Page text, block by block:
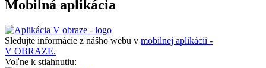
Mobilná aplikácia
Sledujte informácie z nášho webu v mobilnej aplikácii -
V OBRAZE.
Voľne k stiahnutiu: